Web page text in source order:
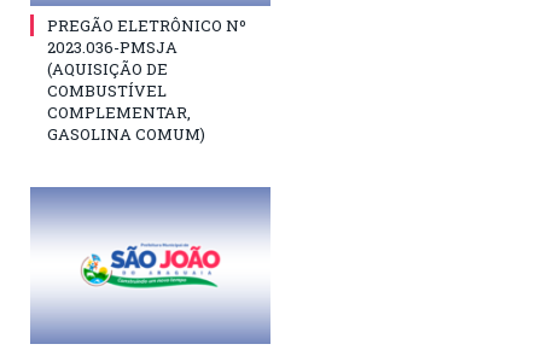
PREGÃO ELETRÔNICO Nº
2023.036-PMSJA
(AQUISIÇÃO DE
COMBUSTÍVEL
COMPLEMENTAR,
GASOLINA COMUM)